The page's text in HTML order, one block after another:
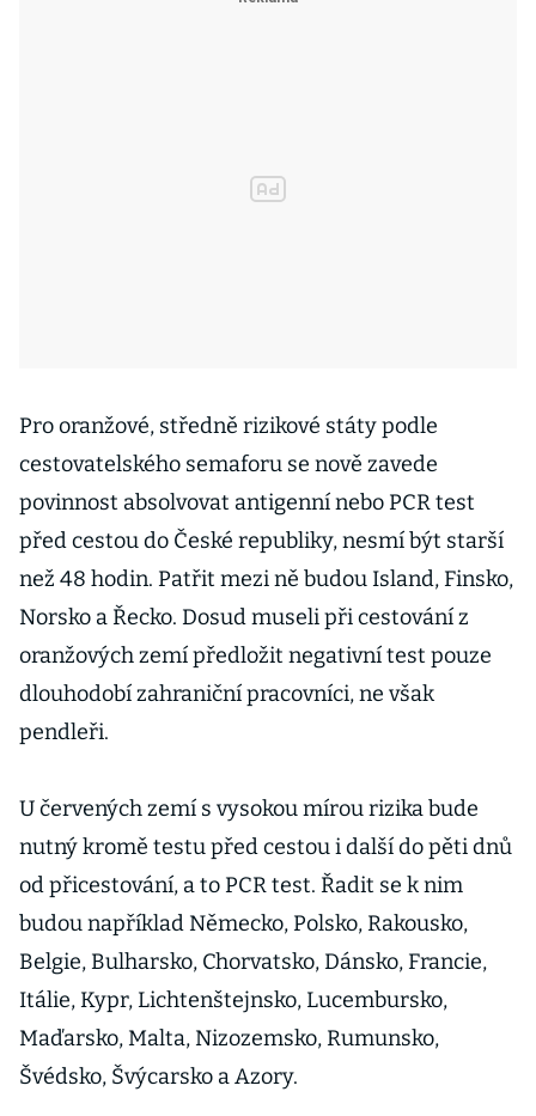
Pro oranžové, středně rizikové státy podle
cestovatelského semaforu se nově zavede
povinnost absolvovat antigenní nebo PCR test
před cestou do České republiky, nesmí být starší
než 48 hodin. Patřit mezi ně budou Island, Finsko,
Norsko a Řecko. Dosud museli při cestování z
oranžových zemí předložit negativní test pouze
dlouhodobí zahraniční pracovníci, ne však
pendleři.
U červených zemí s vysokou mírou rizika bude
nutný kromě testu před cestou i další do pěti dnů
od přicestování, a to PCR test. Řadit se k nim
budou například Německo, Polsko, Rakousko,
Belgie, Bulharsko, Chorvatsko, Dánsko, Francie,
Itálie, Kypr, Lichtenštejnsko, Lucembursko,
Maďarsko, Malta, Nizozemsko, Rumunsko,
Švédsko, Švýcarsko a Azory.